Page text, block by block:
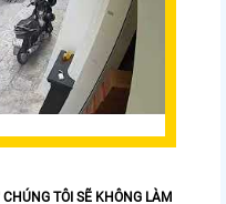
TÔI SẼ KHÔNG LÀM